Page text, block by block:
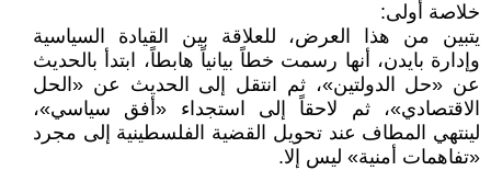
خلاصة أولى:
يتبين من هذا العرض، للعلاقة بين القيادة السياسية
وإدارة بايدن، أنها رسمت خطاً بيانياً هابطاً، ابتدأ بالحديث
عن «حل الدولتين»، ثم انتقل إلى الحديث عن «الحل
الاقتصادي»، ثم لاحقاً إلى استجداء «أفق سياسي»،
لينتهي المطاف عند تحويل القضية الفلسطينية إلى مجرد
«تفاهمات أمنية» ليس إلا.